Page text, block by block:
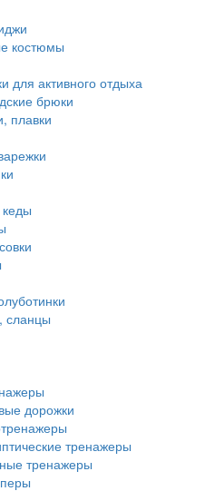
костюмы
для активного отдыха
брюки
плавки
кеды
сланцы
дорожки
тренажеры
тренажеры